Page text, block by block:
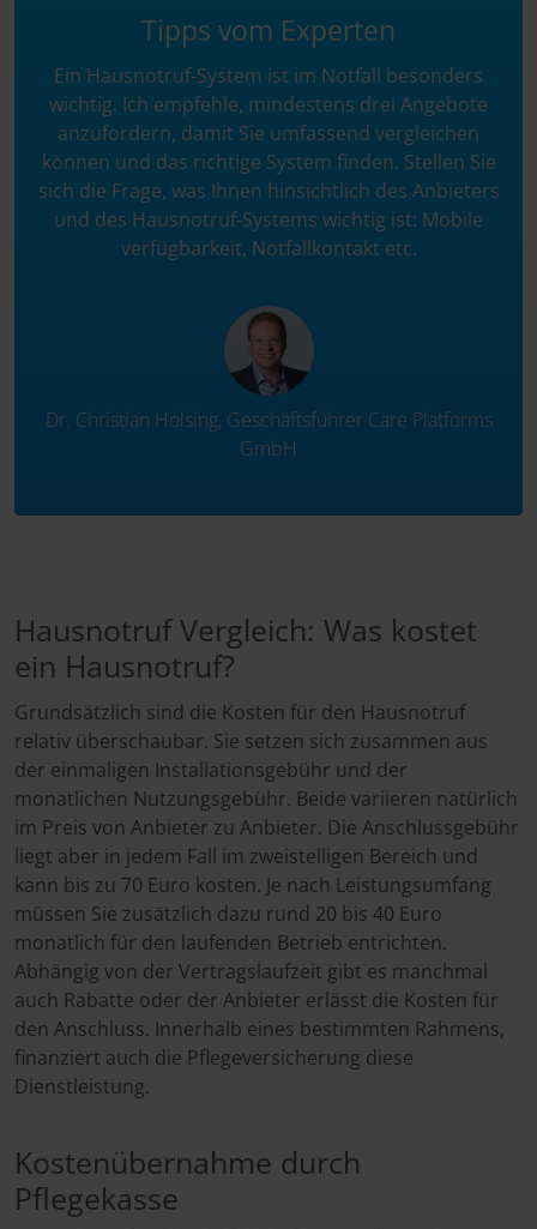
Tipps vom Experten
Ein Hausnotruf-System ist im Notfall besonders
wichtig. Ich empfehle, mindestens drei Angebote
anzufordern, damit Sie umfassend vergleichen
können und das richtige System finden. Stellen Sie
sich die Frage, was Ihnen hinsichtlich des Anbieters
und des Hausnotruf-Systems wichtig ist: Mobile
verfügbarkeit, Notfallkontakt etc.
Dr. Christian Holsing, Geschäftsführer Care Platforms
GmbH
Hausnotruf Vergleich: Was kostet
ein Hausnotruf?
Grundsätzlich sind die Kosten für den Hausnotruf
relativ überschaubar. Sie setzen sich zusammen aus
der einmaligen Installationsgebühr und der
monatlichen Nutzungsgebühr. Beide variieren natürlich
im Preis von Anbieter zu Anbieter. Die Anschlussgebühr
liegt aber in jedem Fall im zweistelligen Bereich und
kann bis zu 70 Euro kosten. Je nach Leistungsumfang
müssen Sie zusätzlich dazu rund 20 bis 40 Euro
monatlich für den laufenden Betrieb entrichten.
Abhängig von der Vertragslaufzeit gibt es manchmal
auch Rabatte oder der Anbieter erlässt die Kosten für
den Anschluss. Innerhalb eines bestimmten Rahmens,
finanziert auch die Pflegeversicherung diese
Dienstleistung.
Kostenübernahme durch
Pflegekasse